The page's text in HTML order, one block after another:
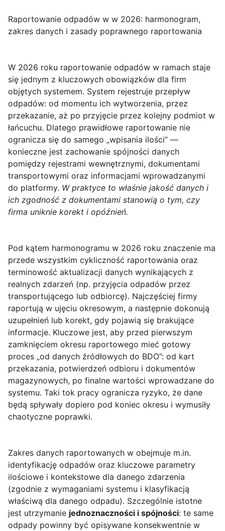
Raportowanie odpadów w w 2026: harmonogram,
zakres danych i zasady poprawnego raportowania
W 2026 roku raportowanie odpadów w ramach staje
się jednym z kluczowych obowiązków dla firm
objętych systemem. System rejestruje przepływ
odpadów: od momentu ich wytworzenia, przez
przekazanie, aż po przyjęcie przez kolejny podmiot w
łańcuchu. Dlatego prawidłowe raportowanie nie
ogranicza się do samego „wpisania ilości” —
konieczne jest zachowanie spójności danych
pomiędzy rejestrami wewnętrznymi, dokumentami
transportowymi oraz informacjami wprowadzanymi
do platformy. W praktyce to właśnie jakość danych i
ich zgodność z dokumentami stanowią o tym, czy
firma uniknie korekt i opóźnień.
Pod kątem harmonogramu w 2026 roku znaczenie ma
przede wszystkim cykliczność raportowania oraz
terminowość aktualizacji danych wynikających z
realnych zdarzeń (np. przyjęcia odpadów przez
transportującego lub odbiorcę). Najczęściej firmy
raportują w ujęciu okresowym, a następnie dokonują
uzupełnień lub korekt, gdy pojawią się brakujące
informacje. Kluczowe jest, aby przed pierwszym
zamknięciem okresu raportowego mieć gotowy
proces „od danych źródłowych do BDO”: od kart
przekazania, potwierdzeń odbioru i dokumentów
magazynowych, po finalne wartości wprowadzane do
systemu. Taki tok pracy ogranicza ryzyko, że dane
będą spływały dopiero pod koniec okresu i wymusiły
chaotyczne poprawki.
Zakres danych raportowanych w obejmuje m.in.
identyfikację odpadów oraz kluczowe parametry
ilościowe i kontekstowe dla danego zdarzenia
(zgodnie z wymaganiami systemu i klasyfikacją
właściwą dla danego odpadu). Szczególnie istotne
jest utrzymanie jednoznaczności i spójności: te same
odpady powinny być opisywane konsekwentnie w